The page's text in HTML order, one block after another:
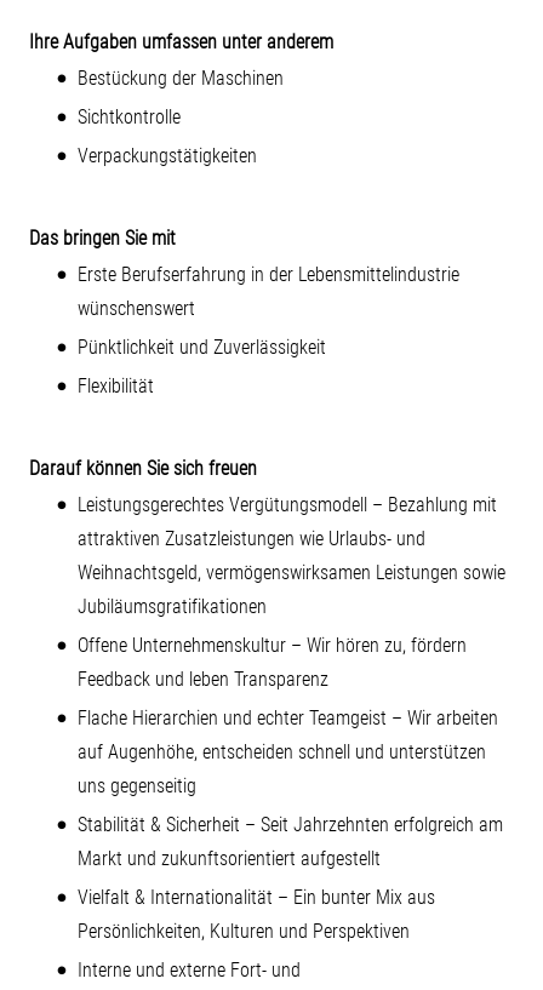
Ihre Aufgaben umfassen unter anderem
Bestückung der Maschinen
Sichtkontrolle
Verpackungstätigkeiten
Das bringen Sie mit
Erste Berufserfahrung in der Lebensmittelindustrie
wünschenswert
Pünktlichkeit und Zuverlässigkeit
Flexibilität
Darauf können Sie sich freuen
Leistungsgerechtes Vergütungsmodell – Bezahlung mit
attraktiven Zusatzleistungen wie Urlaubs- und
Weihnachtsgeld, vermögenswirksamen Leistungen sowie
Jubiläumsgratifikationen
Offene Unternehmenskultur – Wir hören zu, fördern
Feedback und leben Transparenz
Flache Hierarchien und echter Teamgeist – Wir arbeiten
auf Augenhöhe, entscheiden schnell und unterstützen
uns gegenseitig
Stabilität & Sicherheit – Seit Jahrzehnten erfolgreich am
Markt und zukunftsorientiert aufgestellt
Vielfalt & Internationalität – Ein bunter Mix aus
Persönlichkeiten, Kulturen und Perspektiven
Interne und externe Fort- und